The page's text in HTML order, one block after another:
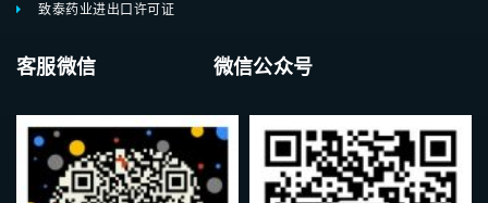
致泰药业进出口许可证
客服微信 微信公众号